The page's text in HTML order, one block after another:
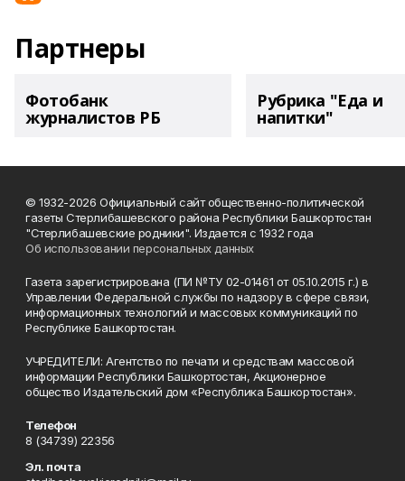
Партнеры
Фотобанк
журналистов РБ
Рубрика "Еда и
напитки"
© 1932-2026 Официальный сайт общественно-политической
газеты Стерлибашевского района Республики Башкортостан
"Стерлибашевские родники". Издается с 1932 года
Об использовании персональных данных
Газета зарегистрирована (ПИ №ТУ 02-01461 от 05.10.2015 г.) в
Управлении Федеральной службы по надзору в сфере связи,
информационных технологий и массовых коммуникаций по
Республике Башкортостан.
УЧРЕДИТЕЛИ: Агентство по печати и средствам массовой
информации Республики Башкортостан, Акционерное
общество Издательский дом «Республика Башкортостан».
Телефон
8 (34739) 22356
Эл. почта